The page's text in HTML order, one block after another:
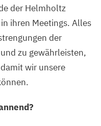
der Helmholtz
ihren Meetings. Alles
der
zu gewährleisten,
wir unsere